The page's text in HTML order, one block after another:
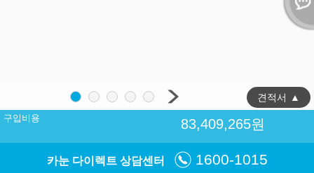
구입비용 83,409,265원
견적서 ▲
카눈 다이렉트 상담센터 1600-1015